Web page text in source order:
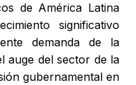
de América Latina
significativo
demanda de la
auge del sector de la
gubernamental en